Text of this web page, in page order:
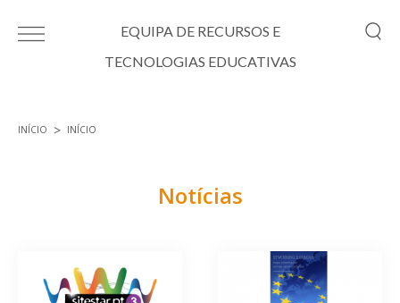
EQUIPA DE RECURSOS E
TECNOLOGIAS EDUCATIVAS
INÍCIO INÍCIO
Notícias
Páginas